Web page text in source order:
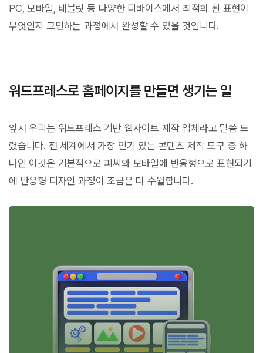
PC, 모바일, 태블릿 등 다양한 디바이스에서 최적화 된 표현이
무엇인지 고민하는 과정에서 완성할 수 있을 것입니다.
워드프레스로 홈페이지를 만들면 생기는 일
앞서 우리는 워드프레스 기반 웹사이트 제작 업체라고 말씀 드
렸습니다. 전 세계에서 가장 인기 있는 콘텐츠 제작 도구 중 하
나인 이것은 기본적으로 피씨와 모바일에 반응형으로 표현되기
에 반응형 디자인 과정이 조금은 더 수월합니다.